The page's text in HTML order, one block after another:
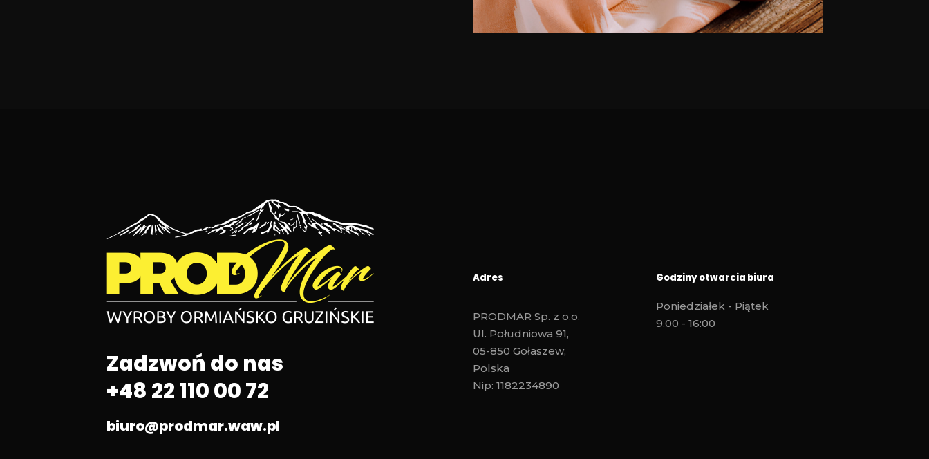
Zadzwoń do nas
+48 22 110 00 72
biuro@prodmar.waw.pl
Adres
PRODMAR Sp. z o.o.
Ul. Południowa 91,
05-850 Gołaszew,
Polska
Nip: 1182234890
Godziny otwarcia biura
Poniedziałek - Piątek
9.00 - 16:00